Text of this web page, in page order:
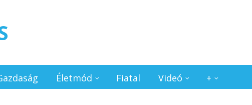
Életmód Fiatal Videó +